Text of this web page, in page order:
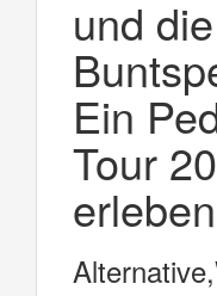
und
Ein
Tour